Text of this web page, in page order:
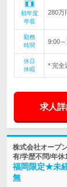
初年度
年収
280万
勤務
時間
9:00
休日
休暇
* 完全
求人
株式会社オープ
有/学歴不問/年
福岡限定★未
無